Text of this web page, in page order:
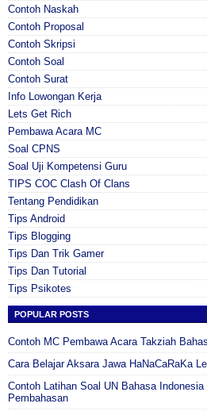
Contoh Naskah
Contoh Proposal
Contoh Skripsi
Contoh Soal
Contoh Surat
Info Lowongan Kerja
Lets Get Rich
Pembawa Acara MC
Soal CPNS
Soal Uji Kompetensi Guru
TIPS COC Clash Of Clans
Tentang Pendidikan
Tips Android
Tips Blogging
Tips Dan Trik Gamer
Tips Dan Tutorial
Tips Psikotes
POPULAR POSTS
Contoh MC Pembawa Acara Takziah
Cara Belajar Aksara Jawa HaNaCaRaKa
Contoh Latihan Soal UN Bahasa
Pembahasan